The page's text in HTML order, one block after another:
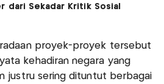
dari Sekadar Kritik Sosial
proyek-proyek tersebut
kehadiran negara yang
justru sering dituntut berbagai